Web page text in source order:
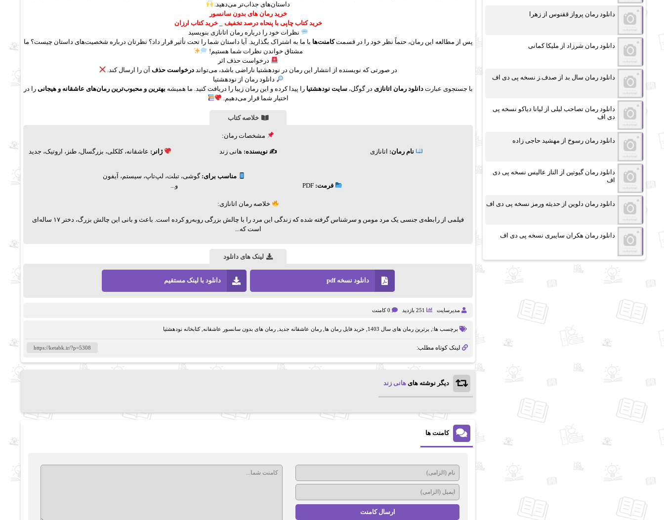
داستان‌های جذاب‌تر می‌دهید.
خرید رمان های بدون سانسور
خرید کتاب چاپی با پنحاه درصد تخفیف _ خرید کتاب ارزان
نظرات خود را درباره رمان اتانازی بنویسید
پس از مطالعه این رمان، حتماً نظر خود را در قسمتکامنت‌ها با ما به اشتراک بگذارید. آیا داستان شما را تحت تأثیر قرار داد؟ نظرتان درباره شخصیت‌های داستان چیست؟ ما
مشتاق خواندن نظرات شما هستیم!
درخواست حذف اثر
در صورتی که نویسنده از انتشار این رمان در نودهشتیا ناراضی باشد، می‌تواند درخواست حذفآن را ارسال کند.
دانلود رمان از نودهشتیا
با جستجوی عبارتدانلود رمان اتانازی در گوگل،سایت نودهشتیا را پیدا کرده و این رمان زیبا را دریافت کنید. ما همیشه بهترین و محبوب‌ترین رمان‌های عاشقانه و هیجانی را در
اختیار شما قرار می‌دهیم.
خلاصه کتاب
مشخصات رمان:
نام رمان: اتانازی ✍️ نویسنده: هانی زند ژانر: عاشقانه، کلکلی، بزرگسال، طنز، اروتیک، جدید
فرمت: PDF
مناسب برای: گوشی، تبلت، لپ‌تاپ، سیستم، آیفون
و...
خلاصه رمان اتانازی:
فیلمی از رابطه‌ی جنسی یک مرد مومن و سرشناس گرفته شده که زندگی این مرد را با چالش بزرگی روبه‌رو کرده است. باعث و بانی این چالش بزرگ، دختر ۱۷ ساله‌ای
است که...
لینک های دانلود
دانلود نسخه pdf دانلود با لینک مستقیم
مدیرسایت 251 بازدید 0 کامنت
برچسب ها:, برترین رمان های سال 1403 خرید فایل رمان ها رمان عاشقانه جدید رمان های بدون سانسور عاشقانه ,کتابخانه نودهشتیا
لینک کوتاه مطلب:
دیگر نوشته های هانی زند
کامنت ها
دانلود رمان پرواز ققنوس از زهرا
دانلود رمان شرزاد از ملیکا کمانی
دانلود رمان سال بد از صدف.ز نسخه پی دی اف
دانلود رمان تصاحب لیلی از لیانا دیاکو نسخه پی
دی اف
دانلود رمان رسوخ از مهشید حاجی زاده
دانلود رمان گیوتین از الناز عالیس نسخه پی دی
اف
دانلود رمان دلوین از حدیثه ورمز نسخه پی دی اف
دانلود رمان هکران سایبری نسخه پی دی اف